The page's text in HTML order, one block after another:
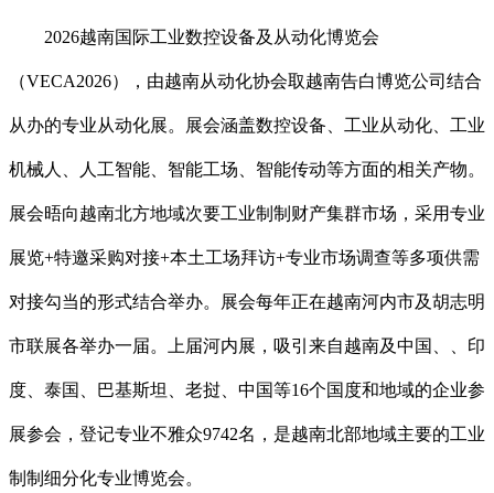
2026越南国际工业数控设备及从动化博览会
（VECA2026），由越南从动化协会取越南告白博览公司结合
从办的专业从动化展。展会涵盖数控设备、工业从动化、工业
机械人、人工智能、智能工场、智能传动等方面的相关产物。
展会晤向越南北方地域次要工业制制财产集群市场，采用专业
展览+特邀采购对接+本土工场拜访+专业市场调查等多项供需
对接勾当的形式结合举办。展会每年正在越南河内市及胡志明
市联展各举办一届。上届河内展，吸引来自越南及中国、、印
度、泰国、巴基斯坦、老挝、中国等16个国度和地域的企业参
展参会，登记专业不雅众9742名，是越南北部地域主要的工业
制制细分化专业博览会。